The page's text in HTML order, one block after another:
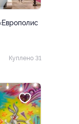
Куплено 31